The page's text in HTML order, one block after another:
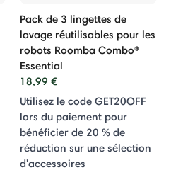
Pack de 3 lingettes de
lavage réutilisables pour les
robots Roomba Combo®
Essential
18,99 €
Utilisez le code GET20OFF
lors du paiement pour
bénéficier de 20 % de
réduction sur une sélection
d'accessoires